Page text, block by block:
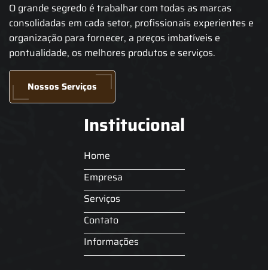
O grande segredo é trabalhar com todas as marcas
consolidadas em cada setor, profissionais experientes e
organização para fornecer, a preços imbatíveis e
pontualidade, os melhores produtos e serviços.
Nossos Serviços
Institucional
Home
Empresa
Serviços
Contato
Informações